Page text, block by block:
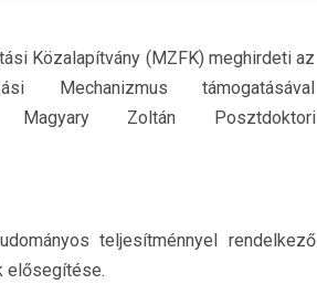
Közalapítvány (MZFK) meghirdeti az
Mechanizmus támogatásával
Magyary Zoltán Posztdoktori
teljesítménnyel rendelkező
elősegítése.